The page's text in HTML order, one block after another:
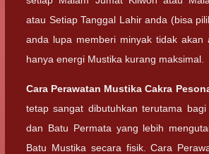
atau Setiap Tanggal Lahir anda (bisa
anda lupa memberi minyak tidak akan
hanya energi Mustika kurang maksimal.
Cara Perawatan Mustika Cakra
tetap sangat dibutuhkan terutama
dan Batu Permata yang lebih
Batu Mustika secara fisik. Cara